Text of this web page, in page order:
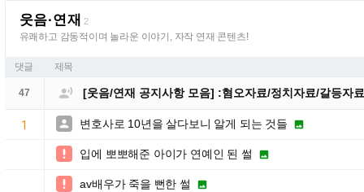
웃음·연재 2
유쾌하고 감동적이며 놀라운 이야기, 자작 연재 콘텐츠!
댓글 제목
47  [웃음/연재 공지사항 모음] :혐오자료/정치자료/갈등자
1  변호사로 10년을 살다보니 알게 되는 것들 
 입에 뽀뽀해준 아이가 연예인 된 썰 
 av배우가 죽을 뻔한 썰 